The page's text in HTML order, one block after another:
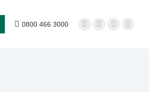
0800 466 3000